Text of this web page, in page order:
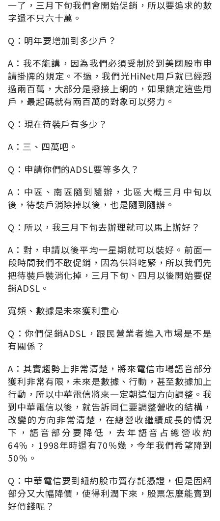
一了，三月下旬我們會開始促銷，所以要追求的數
字還不只六十萬。
Q：明年要增加到多少戶？
A：我不能講，因為我們必須受制於到美國股市申
請掛牌的規定。不過，我們光HiNet用戶就已經超
過兩百萬，大部分是撥接上網的，如果鎖定這些用
戶，最起碼就有兩百萬的對象可以努力。
Q：現在待裝戶有多少？
A：三、四萬吧。
Q：申請你們的ADSL要等多久？
A：中區、南區隨到隨辦，北區大概三月中旬以
後，待裝戶消除掉以後，也是隨到隨辦。
Q：所以，我三月下旬去辦理就可以馬上辦好？
A：對，申請以後平均一星期就可以裝好。前面一
段時間我們不敢促銷，因為供料吃緊，所以我們先
把待裝戶裝消化掉，三月下旬、四月以後開始要促
銷ADSL。
寬頻、數據是未來獲利重心
Q：你們促銷ADSL，跟民營業者進入市場是不是
有關係？
A：其實趨勢上非常清楚，將來電信市場語音部分
獲利非常有限，未來是數據、行動，甚至數據加上
行動，所以中華電信將來一定朝這個方向調整。我
到中華電信以後，就告訴同仁要調整營收的結構，
改變的方向非常清楚，在總營收繼續成長的情況
下，語音部分要降低，去年語音占總營收約
64％，1998年時還有70％幾，今年我們希望降到
50％。
Q：中華電信要到紐約股市賣存託憑證，但是固網
部分又大幅降價，使得利潤下來，股票怎麼能賣到
好價錢呢？